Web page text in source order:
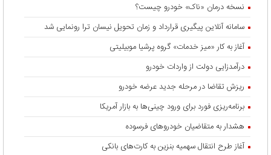
نسخه درمان «ناک» خودرو چیست؟
سامانه آنلاین پیگیری قرارداد‌ و زمان تحویل نیسان ترا رونمایی شد
آغاز به کار «میز خدمات» گروه پرشیا موبیلیتی
درآمدزایی دولت از واردات خودرو
ریزش تقاضا در مرحله جدید عرضه خودرو
برنامه‌ریزی فورد برای ورود چینی‌ها به بازار آمریکا
هشدار به متقاضیان خودروهای فرسوده
آغاز طرح انتقال سهمیه بنزین به کارت‌های بانکی